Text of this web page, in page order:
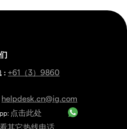
：+61（3）9860
helpdesk.cn@ig.com
点击此处
其它热线电话